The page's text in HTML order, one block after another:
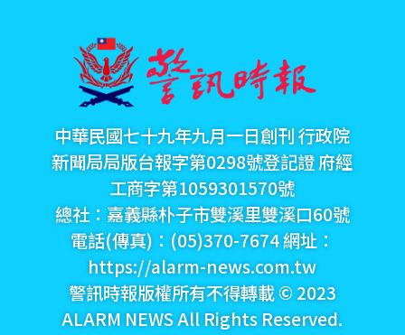
中華民國七十九年九月一日創刊 行政院
新聞局局版台報字第0298號登記證 府經
工商字第1059301570號
總社：嘉義縣朴子市雙溪里雙溪口60號
電話(傳真)：(05)370-7674 網址：
https://alarm-news.com.tw
警訊時報版權所有不得轉載 © 2023
ALARM NEWS All Rights Reserved.